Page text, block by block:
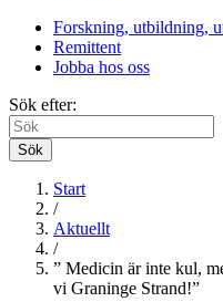
Forskning, utbildning,
Remittent
Jobba hos oss
Sök efter:
Sök
Start
/
Aktuellt
/
” Medicin är inte kul,
vi Graninge Strand!”